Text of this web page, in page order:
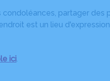
partager
est un lieu
ici.